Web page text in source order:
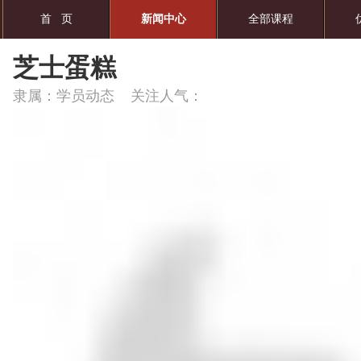
全部课程
新闻中心
首 页
芝士蛋糕
隶属：学员动态 关注人气：